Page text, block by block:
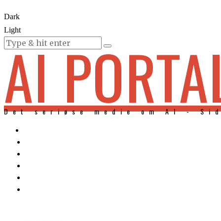
Dark
Light
KURSER
AI
Det seriøse medie om AI -